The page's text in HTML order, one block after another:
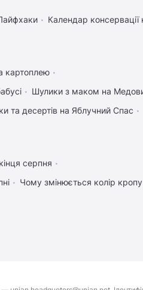
Календар
картоплею
Шулики з маком на
та десертів на Яблучний Спас
серпня
Чому змінюється колір